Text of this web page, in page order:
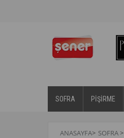
SOFRA PİŞİRME
ANASAYFA> SOFRA>